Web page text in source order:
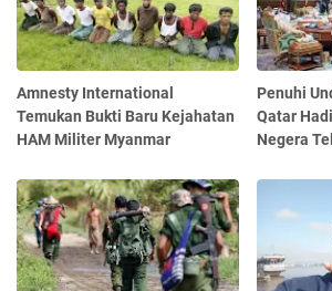
Amnesty International
Temukan Bukti Baru Kejahatan
HAM Militer Myanmar
Penuhi
Qatar
Negera